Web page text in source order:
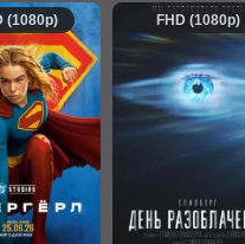
(1080p) FHD (1080p)